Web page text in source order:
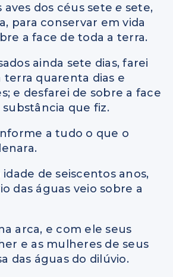
aves dos céus setee sete,
para conservar em vida
a face de toda a terra.
ainda sete dias, farei
terra quarenta dias e
e desfarei de sobre a face
que fiz.
a tudo o que o
idade de seiscentos anos,
das águas veio sobre a
arca, e com ele seus
e as mulheres de seus
das águas do dilúvio.